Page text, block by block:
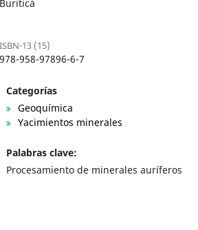
Buriticá
ISBN-13 (15)
978-958-97896-6-7
Categorías
Geoquímica
Yacimientos minerales
Palabras clave:
Procesamiento de minerales auríferos